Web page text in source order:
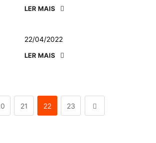
LER MAIS
22/04/2022
LER MAIS
21 22 23